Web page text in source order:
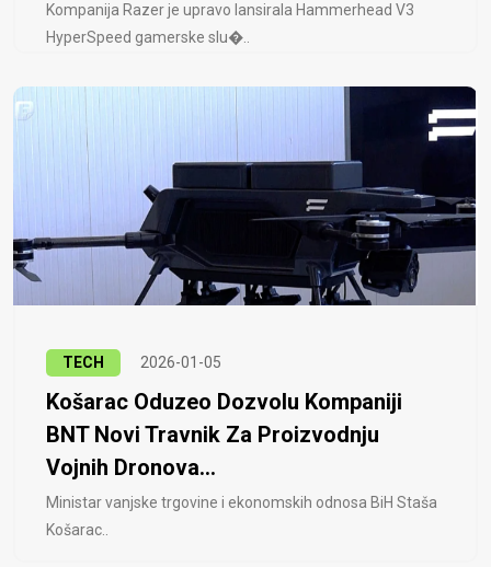
Kompanija Razer je upravo lansirala Hammerhead V3
HyperSpeed ​​gamerske slu�..
TECH 2026-01-05
Košarac Oduzeo Dozvolu Kompaniji
BNT Novi Travnik Za Proizvodnju
Vojnih Dronova...
Ministar vanjske trgovine i ekonomskih odnosa BiH Staša
Košarac..